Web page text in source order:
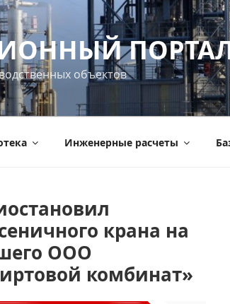
объектов
Инженерные расчеты
крана на
ООО
комбинат»